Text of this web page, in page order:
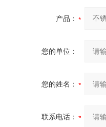
产品：
您的单位：
您的姓名：
联系电话：